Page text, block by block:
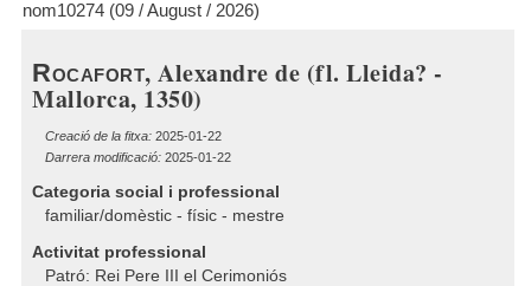
nom10274 (09 / August / 2026)
Rocafort, Alexandre de (fl. Lleida? -
Mallorca, 1350)
Creació de la fitxa: 2025-01-22
Darrera modificació: 2025-01-22
Categoria social i professional
familiar/domèstic - físic - mestre
Activitat professional
Patró: Rei Pere III el Cerimoniós